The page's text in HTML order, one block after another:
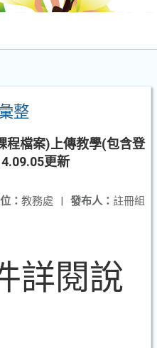
整
程檔案)上傳教學(包含登
更新
發布人： 註冊組
： 教務處 |
詳閱說